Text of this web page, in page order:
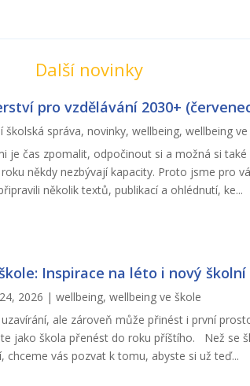
Další novinky
pro vzdělávání 2030+
školská správa, novinky, wellbeing, wellbeing
je čas zpomalit, odpočinout si a možná si
někdy nezbývají kapacity. Proto jsme pro
několik textů, publikací a ohlédnutí, ke...
Inspirace na léto i nový školní
2026 | wellbeing, wellbeing ve škole
ale zároveň může přinést i první
jako škola přenést do roku příštího. Než se
chceme vás pozvat k tomu, abyste si už teď...